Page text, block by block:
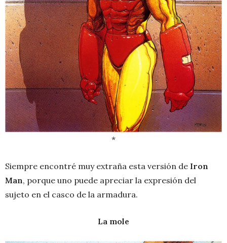
*
Siempre encontré muy extraña esta versión de Iron
Man, porque uno puede apreciar la expresión del
sujeto en el casco de la armadura.
La mole